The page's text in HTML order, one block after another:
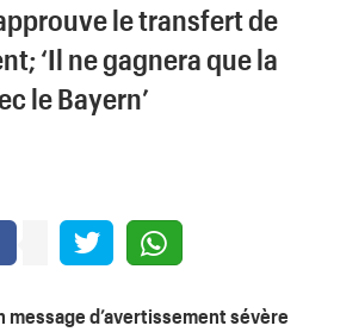
le transfert de
‘Il ne gagnera que la
le Bayern’
message d’avertissement sévère